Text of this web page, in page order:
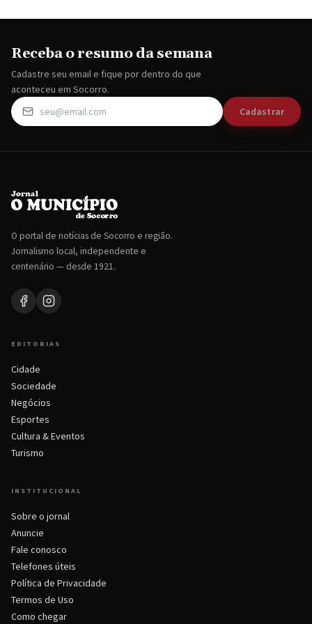
Receba o resumo da semana
Cadastre seu email e fique por dentro do que
aconteceu em Socorro.
Cadastrar
O portal de notícias de Socorro e região.
Jornalismo local, independente e
centenário — desde 1921.
EDITORIAS
Cidade
Sociedade
Negócios
Esportes
Cultura & Eventos
Turismo
INSTITUCIONAL
Sobre o jornal
Anuncie
Fale conosco
Telefones úteis
Política de Privacidade
Termos de Uso
Como chegar